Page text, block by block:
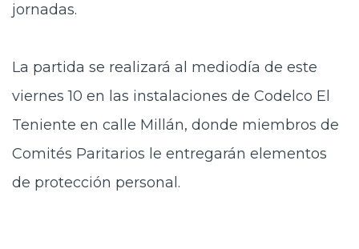
jornadas.
La partida se realizará al mediodía de este
viernes 10 en las instalaciones de Codelco El
Teniente en calle Millán, donde miembros de
Comités Paritarios le entregarán elementos
de protección personal.